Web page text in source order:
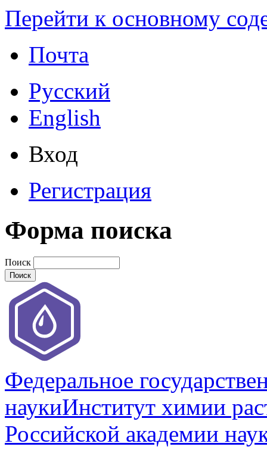
Перейти к основному
Почта
Русский
English
Вход
Регистрация
Форма поиска
Поиск
Федеральное
наукиИнститут химии
Российской академии